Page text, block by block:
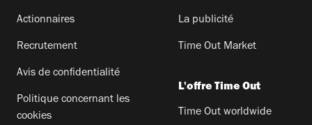
Actionnaires
Recrutement
Avis de confidentialité
Politique concernant les
cookies
La publicité
Time Out Market
L'offre Time Out
Time Out worldwide